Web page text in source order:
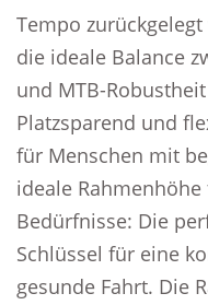
Tempo
die ideale Balance
und MTB-
Platzsparend und
für Menschen mit
ideale
Bedürfnisse: Die
Schlüssel für eine
gesunde Fahrt. Die